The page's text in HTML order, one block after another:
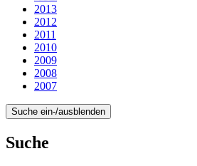
2013
2012
2011
2010
2009
2008
2007
Suche ein-/ausblenden
Suche